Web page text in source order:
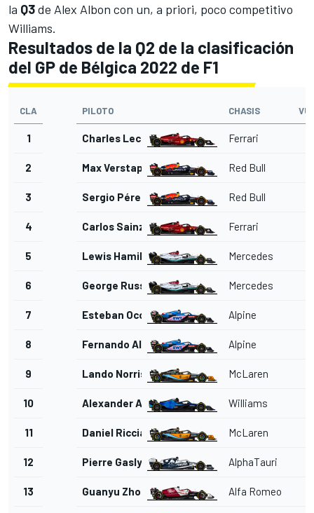
la Q3de Alex Albon con un, a priori, poco competitivo
Williams.
Resultados de la Q2 de la clasificación
del GP de Bélgica 2022 de F1
CLA PILOTO CHASIS
1 Charles Leclerc Ferrari
2 Max Verstappen Red Bull
3 Sergio Pérez Red Bull
4 Carlos Sainz Jr. Ferrari
5 Lewis Hamilton Mercedes
6 George Russell Mercedes
7 Esteban Ocon Alpine
8 Fernando Alonso Alpine
9 Lando Norris McLaren
10 Alexander Albon Williams
11 Daniel Ricciardo McLaren
12 Pierre Gasly AlphaTauri
13 Guanyu Zhou Alfa Romeo